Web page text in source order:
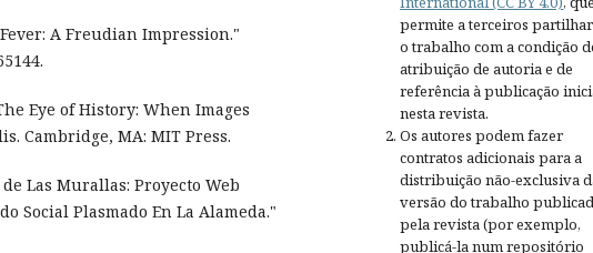
A Freudian Impression."
Eye of History: When Images
Cambridge, MA: MIT Press.
de Las Murallas: Proyecto Web
Social Plasmado En La Alameda."
permite a terceiros
o trabalho com a condição
atribuição de autoria e de
referência à publicação
nesta revista.
Os autores podem fazer
contratos adicionais para a
distribuição não-exclusiva
versão do trabalho
pela revista (por exemplo,
publicá-la num repositório